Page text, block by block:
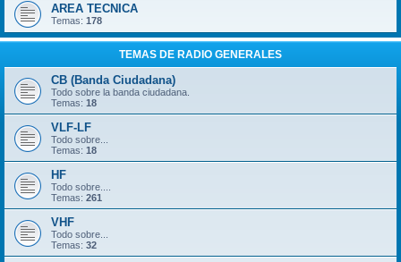
AREA TECNICA
Temas: 178
TEMAS DE RADIO GENERALES
CB (Banda Ciudadana)
Todo sobre la banda ciudadana.
Temas: 18
VLF-LF
Todo sobre...
Temas: 18
HF
Todo sobre....
Temas: 261
VHF
Todo sobre...
Temas: 32